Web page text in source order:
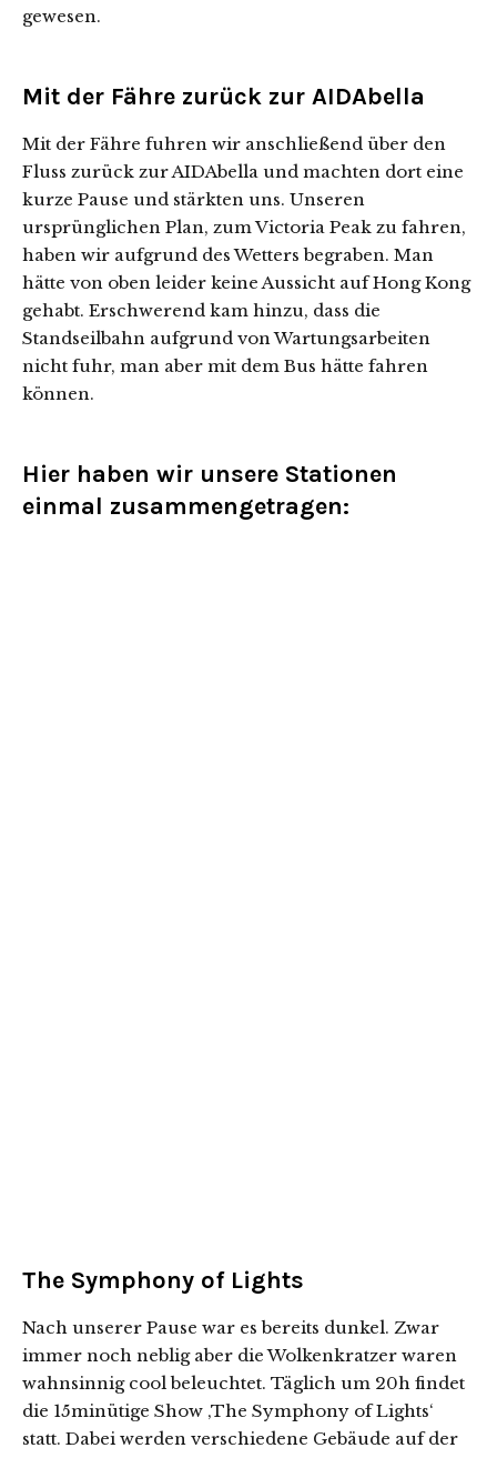
gewesen.
Mit der Fähre zurück zur AIDAbella
Mit der Fähre fuhren wir anschließend über den
Fluss zurück zur AIDAbella und machten dort eine
kurze Pause und stärkten uns. Unseren
ursprünglichen Plan, zum Victoria Peak zu fahren,
haben wir aufgrund des Wetters begraben. Man
hätte von oben leider keine Aussicht auf Hong Kong
gehabt. Erschwerend kam hinzu, dass die
Standseilbahn aufgrund von Wartungsarbeiten
nicht fuhr, man aber mit dem Bus hätte fahren
können.
Hier haben wir unsere Stationen
einmal zusammengetragen:
The Symphony of Lights
Nach unserer Pause war es bereits dunkel. Zwar
immer noch neblig aber die Wolkenkratzer waren
wahnsinnig cool beleuchtet. Täglich um 20h findet
die 15minütige Show ‚The Symphony of Lights‘
statt. Dabei werden verschiedene Gebäude auf der